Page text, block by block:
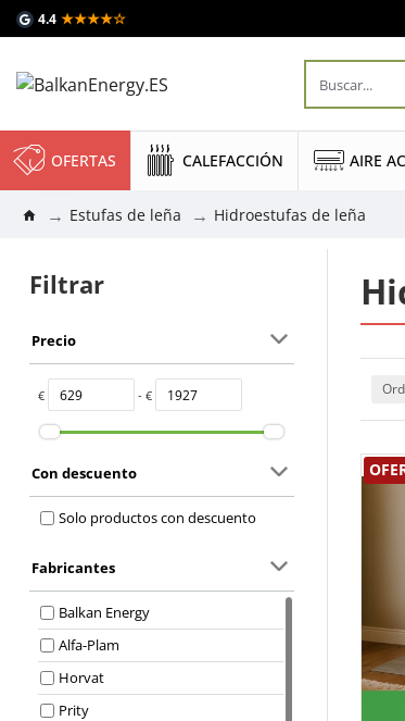
4.4 ★★★★☆
OFERTAS CALEFACCIÓN AIRE
Estufas de leña Hidroestufas de leña
Filtrar
Precio
€ - €
Con descuento
Solo productos con descuento
Fabricantes
Balkan Energy
Alfa-Plam
Horvat
Prity